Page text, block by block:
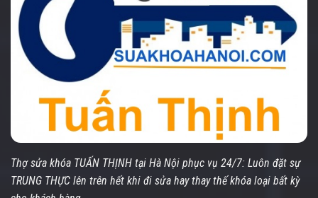
Thợ sửa khóa TUẤN THỊNH tại Hà Nội phục vụ 24/7: Luôn đặt sự
TRUNG THỰC lên trên hết khi đi sửa hay thay thế khóa loại bất kỳ